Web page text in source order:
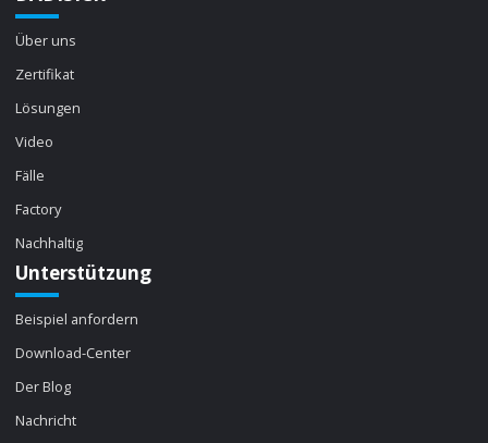
Über uns
Zertifikat
Lösungen
Video
Fälle
Factory
Nachhaltig
Unterstützung
Beispiel anfordern
Download-Center
Der Blog
Nachricht